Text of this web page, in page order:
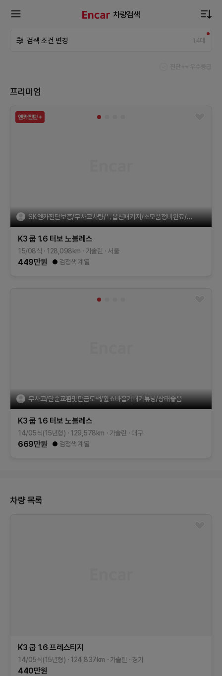
차량검색
검색 조건 변경 14대
진단++ 우수등급
프리미엄
SK엔카진단보증/무사고차량/특옵션패키지/소모품정비완료/최저가
K3 쿱 1.6 터보 노블레스
15/08식 128,098km 가솔린 서울
449만원 검정색 계열
무사고/단순교환및판금도색/휠쇼바흡기배기튜닝/상태좋음
K3 쿱 1.6 터보 노블레스
14/05식(15년형) 129,578km 가솔린 대구
669만원 검정색 계열
차량 목록
K3 쿱 1.6 프레스티지
14/05식(15년형) 124,837km 가솔린 경기
440만원